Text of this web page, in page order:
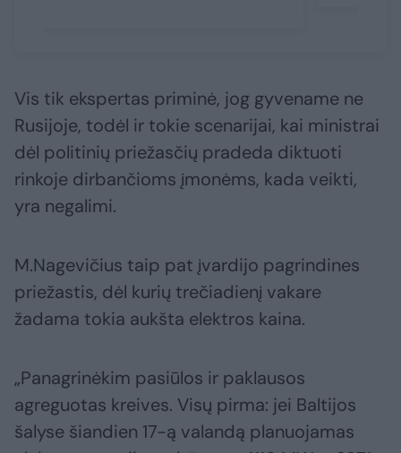
Vis tik ekspertas priminė, jog gyvename ne
Rusijoje, todėl ir tokie scenarijai, kai ministrai
dėl politinių priežasčių pradeda diktuoti
rinkoje dirbančioms įmonėms, kada veikti,
yra negalimi.
M.Nagevičius taip pat įvardijo pagrindines
priežastis, dėl kurių trečiadienį vakare
žadama tokia aukšta elektros kaina.
„Panagrinėkim pasiūlos ir paklausos
agreguotas kreives. Visų pirma: jei Baltijos
šalyse šiandien 17-ą valandą planuojamas